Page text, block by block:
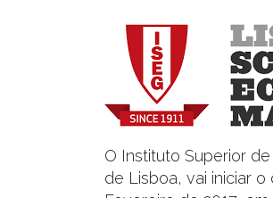
O Instituto Superior
de Lisboa, vai iniciar